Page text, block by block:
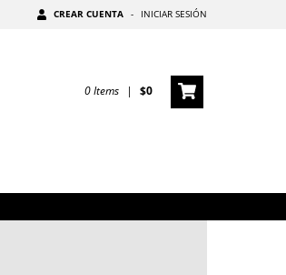
CREAR CUENTA - INICIAR SESIÓN
0Items | $0